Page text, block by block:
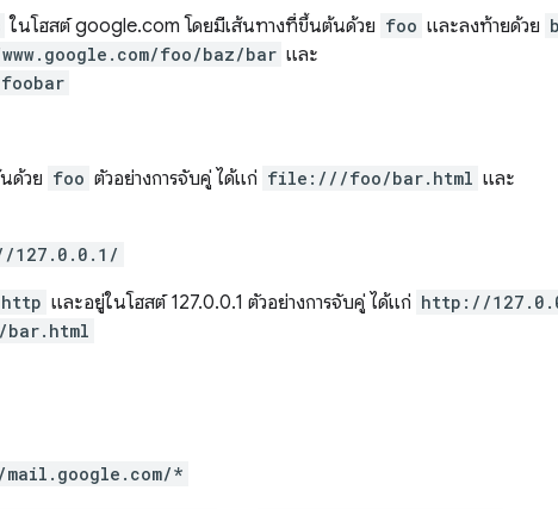
ในโฮสต์ google.com โดยมีเส้นทางที่ขึ้นต้นด้วย foo และลงท้ายด้วย
foo/baz/bar และ
ด้วย foo ตัวอย่างการจับคู่ ได้แก่ file:///foo/bar.html และ
127.0.0.1/
http และอยู่ในโฮสต์ 127.0.0.1 ตัวอย่างการจับคู่ ได้แก่ http://
*